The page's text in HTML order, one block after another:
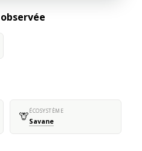
🦒ÉCOSYSTÈME
Savane